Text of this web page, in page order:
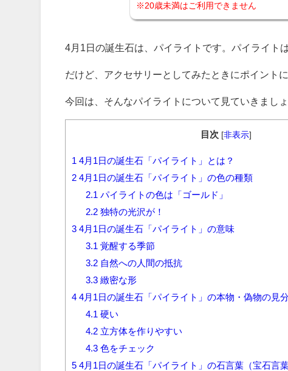
※20歳未満はご利用できません
4月1日の誕生石は、パイライトです。パイライト
だけど、アクセサリーとしてみたときにポイント
今回は、そんなパイライトについて見ていきましょ
目次 [非表示]
1 4月1日の誕生石「パイライト」とは？
2 4月1日の誕生石「パイライト」の色の種類
2.1 パイライトの色は「ゴールド」
2.2 独特の光沢が！
3 4月1日の誕生石「パイライト」の意味
3.1 覚醒する季節
3.2 自然への人間の抵抗
3.3 緻密な形
4 4月1日の誕生石「パイライト」の本物・偽物の見
4.1 硬い
4.2 立方体を作りやすい
4.3 色をチェック
5 4月1日の誕生石「パイライト」の石言葉（宝石言